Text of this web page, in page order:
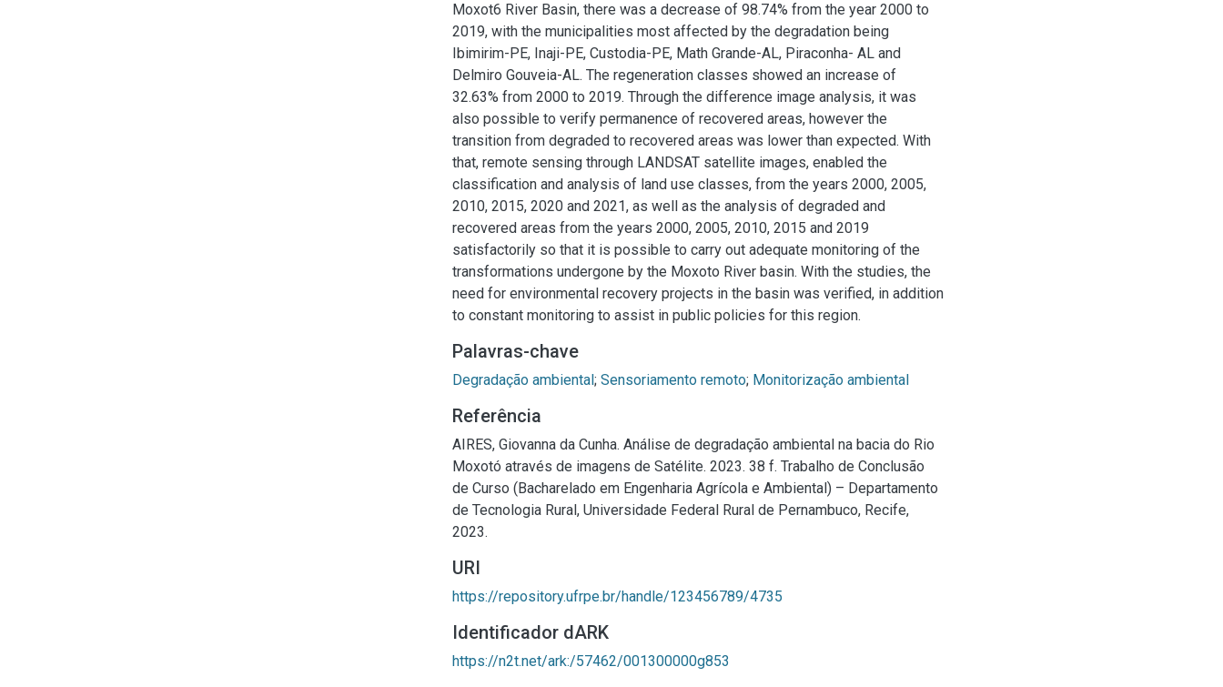
Moxot6 River Basin, there was a decrease of 98.74% from the year 2000 to
2019, with the municipalities most affected by the degradation being
Ibimirim-PE, Inaji-PE, Custodia-PE, Math Grande-AL, Piraconha- AL and
Delmiro Gouveia-AL. The regeneration classes showed an increase of
32.63% from 2000 to 2019. Through the difference image analysis, it was
also possible to verify permanence of recovered areas, however the
transition from degraded to recovered areas was lower than expected. With
that, remote sensing through LANDSAT satellite images, enabled the
classification and analysis of land use classes, from the years 2000, 2005,
2010, 2015, 2020 and 2021, as well as the analysis of degraded and
recovered areas from the years 2000, 2005, 2010, 2015 and 2019
satisfactorily so that it is possible to carry out adequate monitoring of the
transformations undergone by the Moxoto River basin. With the studies, the
need for environmental recovery projects in the basin was verified, in addition
to constant monitoring to assist in public policies for this region.
Palavras-chave
Degradação ambiental; Sensoriamento remoto; Monitorização ambiental
Referência
AIRES, Giovanna da Cunha. Análise de degradação ambiental na bacia do Rio
Moxotó através de imagens de Satélite. 2023. 38 f. Trabalho de Conclusão
de Curso (Bacharelado em Engenharia Agrícola e Ambiental) – Departamento
de Tecnologia Rural, Universidade Federal Rural de Pernambuco, Recife,
2023.
URI
https://repository.ufrpe.br/handle/123456789/4735
Identificador dARK
https://n2t.net/ark:/57462/001300000g853